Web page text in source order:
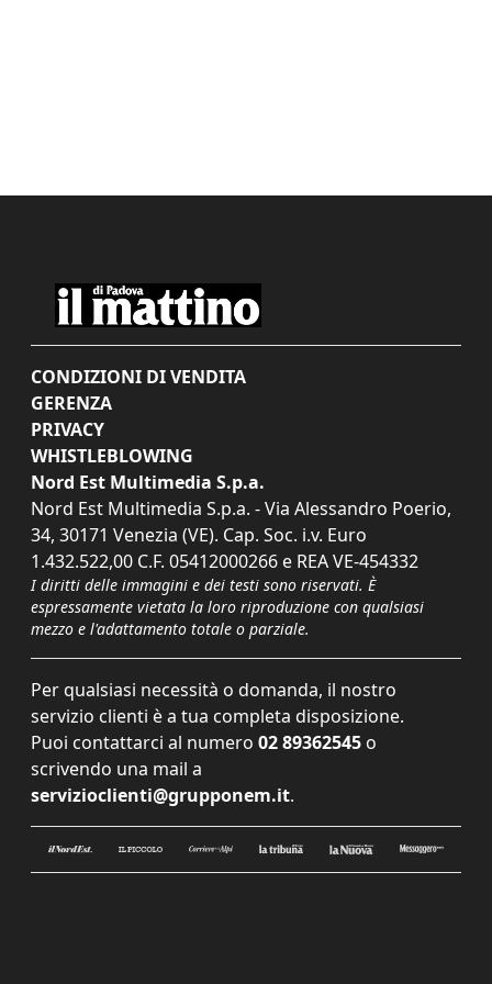
CONDIZIONI DI VENDITA
GERENZA
PRIVACY
WHISTLEBLOWING
Nord Est Multimedia S.p.a.
Nord Est Multimedia S.p.a. - Via Alessandro Poerio,
34, 30171 Venezia (VE). Cap. Soc. i.v. Euro
1.432.522,00 C.F. 05412000266 e REA VE-454332
I diritti delle immagini e dei testi sono riservati. È
espressamente vietata la loro riproduzione con qualsiasi
mezzo e l'adattamento totale o parziale.
Per qualsiasi necessità o domanda, il nostro
servizio clienti è a tua completa disposizione.
Puoi contattarci al numero 02 89362545 o
scrivendo una mail a
servizioclienti@grupponem.it.